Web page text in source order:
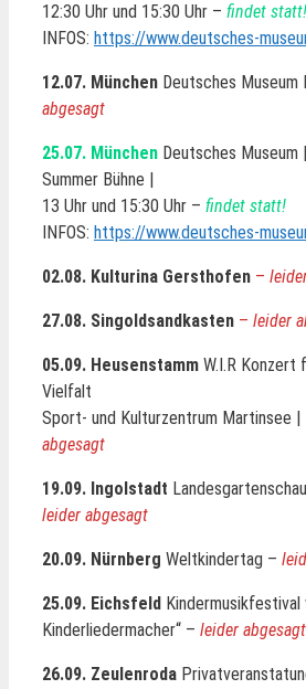
12:30 Uhr und 15:30 Uhr – findet statt!
INFOS: https://www.deutsches-
12.07. München Deutsches Museum
abgesagt
25.07. München Deutsches Museum
Summer Bühne |
13 Uhr und 15:30 Uhr – findet statt!
INFOS: https://www.deutsches-
02.08. Kulturina Gersthofen –
27.08. Singoldsandkasten – leider
05.09. Heusenstamm W.I.R Konzert
Vielfalt
Sport- und Kulturzentrum Martinsee |
abgesagt
19.09. Ingolstadt
leider abgesagt
20.09. Nürnberg Weltkindertag –
25.09. Eichsfeld Kindermusikfestival
Kinderliedermacher“ – leider abgesagt
26.09. Zeulenroda